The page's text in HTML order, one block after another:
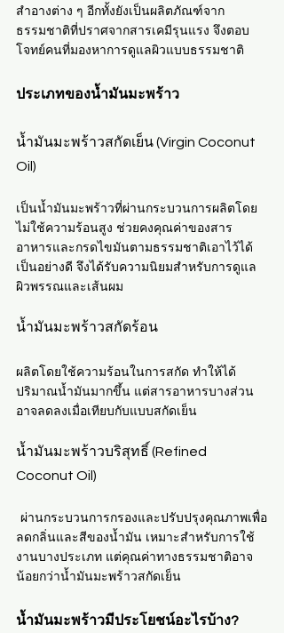
สำอางต่าง ๆ อีกทั้งยังเป็นผลิตภัณฑ์จาก
ธรรมชาติที่ปราศจากสารเคมีรุนแรง จึงตอบ
โจทย์คนที่มองหาการดูแลผิวแบบธรรมชาติ
ประเภทของน้ำมันมะพร้าว
น้ำมันมะพร้าวสกัดเย็น (Virgin Coconut
Oil)
เป็นน้ำมันมะพร้าวที่ผ่านกระบวนการผลิตโดย
ไม่ใช้ความร้อนสูง ช่วยคงคุณค่าของสาร
อาหารและกรดไขมันตามธรรมชาติเอาไว้ได้
เป็นอย่างดี จึงได้รับความนิยมสำหรับการดูแล
ผิวพรรณและเส้นผม
น้ำมันมะพร้าวสกัดร้อน
ผลิตโดยใช้ความร้อนในการสกัด ทำให้ได้
ปริมาณน้ำมันมากขึ้น แต่สารอาหารบางส่วน
อาจลดลงเมื่อเทียบกับแบบสกัดเย็น
น้ำมันมะพร้าวบริสุทธิ์ (Refined
Coconut Oil)
ผ่านกระบวนการกรองและปรับปรุงคุณภาพเพื่อ
ลดกลิ่นและสีของน้ำมัน เหมาะสำหรับการใช้
งานบางประเภท แต่คุณค่าทางธรรมชาติอาจ
น้อยกว่าน้ำมันมะพร้าวสกัดเย็น
น้ำมันมะพร้าวมีประโยชน์อะไรบ้าง?